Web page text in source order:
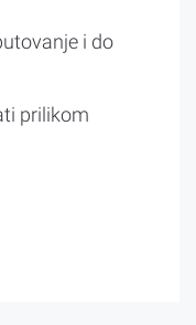
i do
prilikom